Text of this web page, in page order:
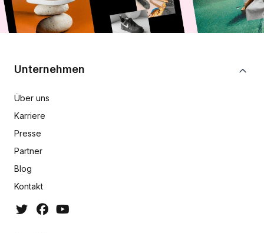
Unternehmen
Über uns
Karriere
Presse
Partner
Blog
Kontakt